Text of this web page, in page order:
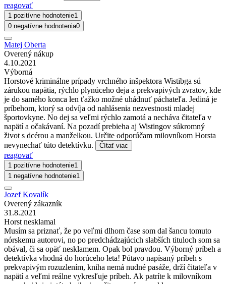
reagovať
1 pozitívne hodnotenie1
0 negatívne hodnotenia0
Matej Oberta
Overený nákup
4.10.2021
Výborná
Horstové kriminálne prípady vrchného inšpektora Wistibga sú
zárukou napätia, rýchlo plynúceho deja a prekvapivých zvratov, kde
je do samého konca len ťažko možné uhádnuť páchateľa. Jediná je
príbehom, ktorý sa odvíja od nahlásenia nezvestnosti mladej
športovkyne. No dej sa veľmi rýchlo zamotá a necháva čitateľa v
napätí a očakávaní. Na pozadí prebieha aj Wistingov súkromný
život s dcérou a manželkou. Určite odporúčam milovníkom Horsta
nevynechať túto detektívku.
Čítať viac
reagovať
1 pozitívne hodnotenie1
1 negatívne hodnotenie1
Jozef Kovalík
Overený zákazník
31.8.2021
Horst nesklamal
Musím sa priznať, že po veľmi dlhom čase som dal šancu tomuto
nórskemu autorovi, no po predchádzajúcich slabších tituloch som sa
obával, či sa opäť nesklamem. Opak bol pravdou. Výborný príbeh a
detektívka vhodná do horúceho leta! Pútavo napísaný príbeh s
prekvapivým rozuzlením, kniha nemá nudné pasáže, drží čitateľa v
napätí a veľmi reálne vykresľuje príbeh. Ak patríte k milovníkom